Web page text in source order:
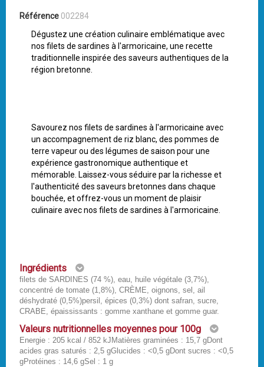
Référence 002284
Dégustez une création culinaire emblématique avec
nos filets de sardines à l'armoricaine, une recette
traditionnelle inspirée des saveurs authentiques de la
région bretonne.
Savourez nos filets de sardines à l'armoricaine avec
un accompagnement de riz blanc, des pommes de
terre vapeur ou des légumes de saison pour une
expérience gastronomique authentique et
mémorable. Laissez-vous séduire par la richesse et
l'authenticité des saveurs bretonnes dans chaque
bouchée, et offrez-vous un moment de plaisir
culinaire avec nos filets de sardines à l'armoricaine.
Ingrédients
filets de SARDINES (74 %), eau, huile végétale (3,7%),
concentré de tomate (1,8%), CRÈME, oignons, sel, ail
déshydraté (0,5%)persil, épices (0,3%) dont safran, sucre,
CRABE, épaississants : gomme xanthane et gomme guar.
Valeurs nutritionnelles moyennes pour 100g
Energie : 205 kcal / 852 kJMatières graminées : 15,7 gDont
acides gras saturés : 2,5 gGlucides : <0,5 gDont sucres : <0,5
gProtéines : 14,6 gSel : 1 g